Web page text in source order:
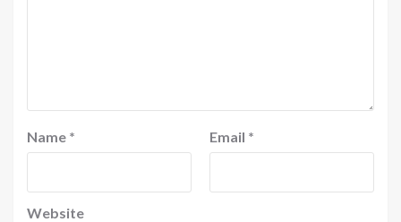
Name * Email *
Website